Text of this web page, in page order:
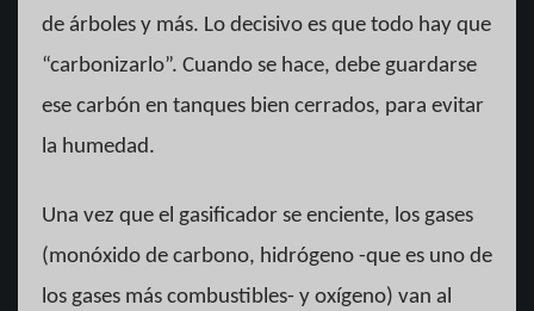
de árboles y más. Lo decisivo es que todo hay que
“carbonizarlo”. Cuando se hace, debe guardarse
ese carbón en tanques bien cerrados, para evitar
la humedad.
Una vez que el gasificador se enciente, los gases
(monóxido de carbono, hidrógeno -que es uno de
los gases más combustibles- y oxígeno) van al